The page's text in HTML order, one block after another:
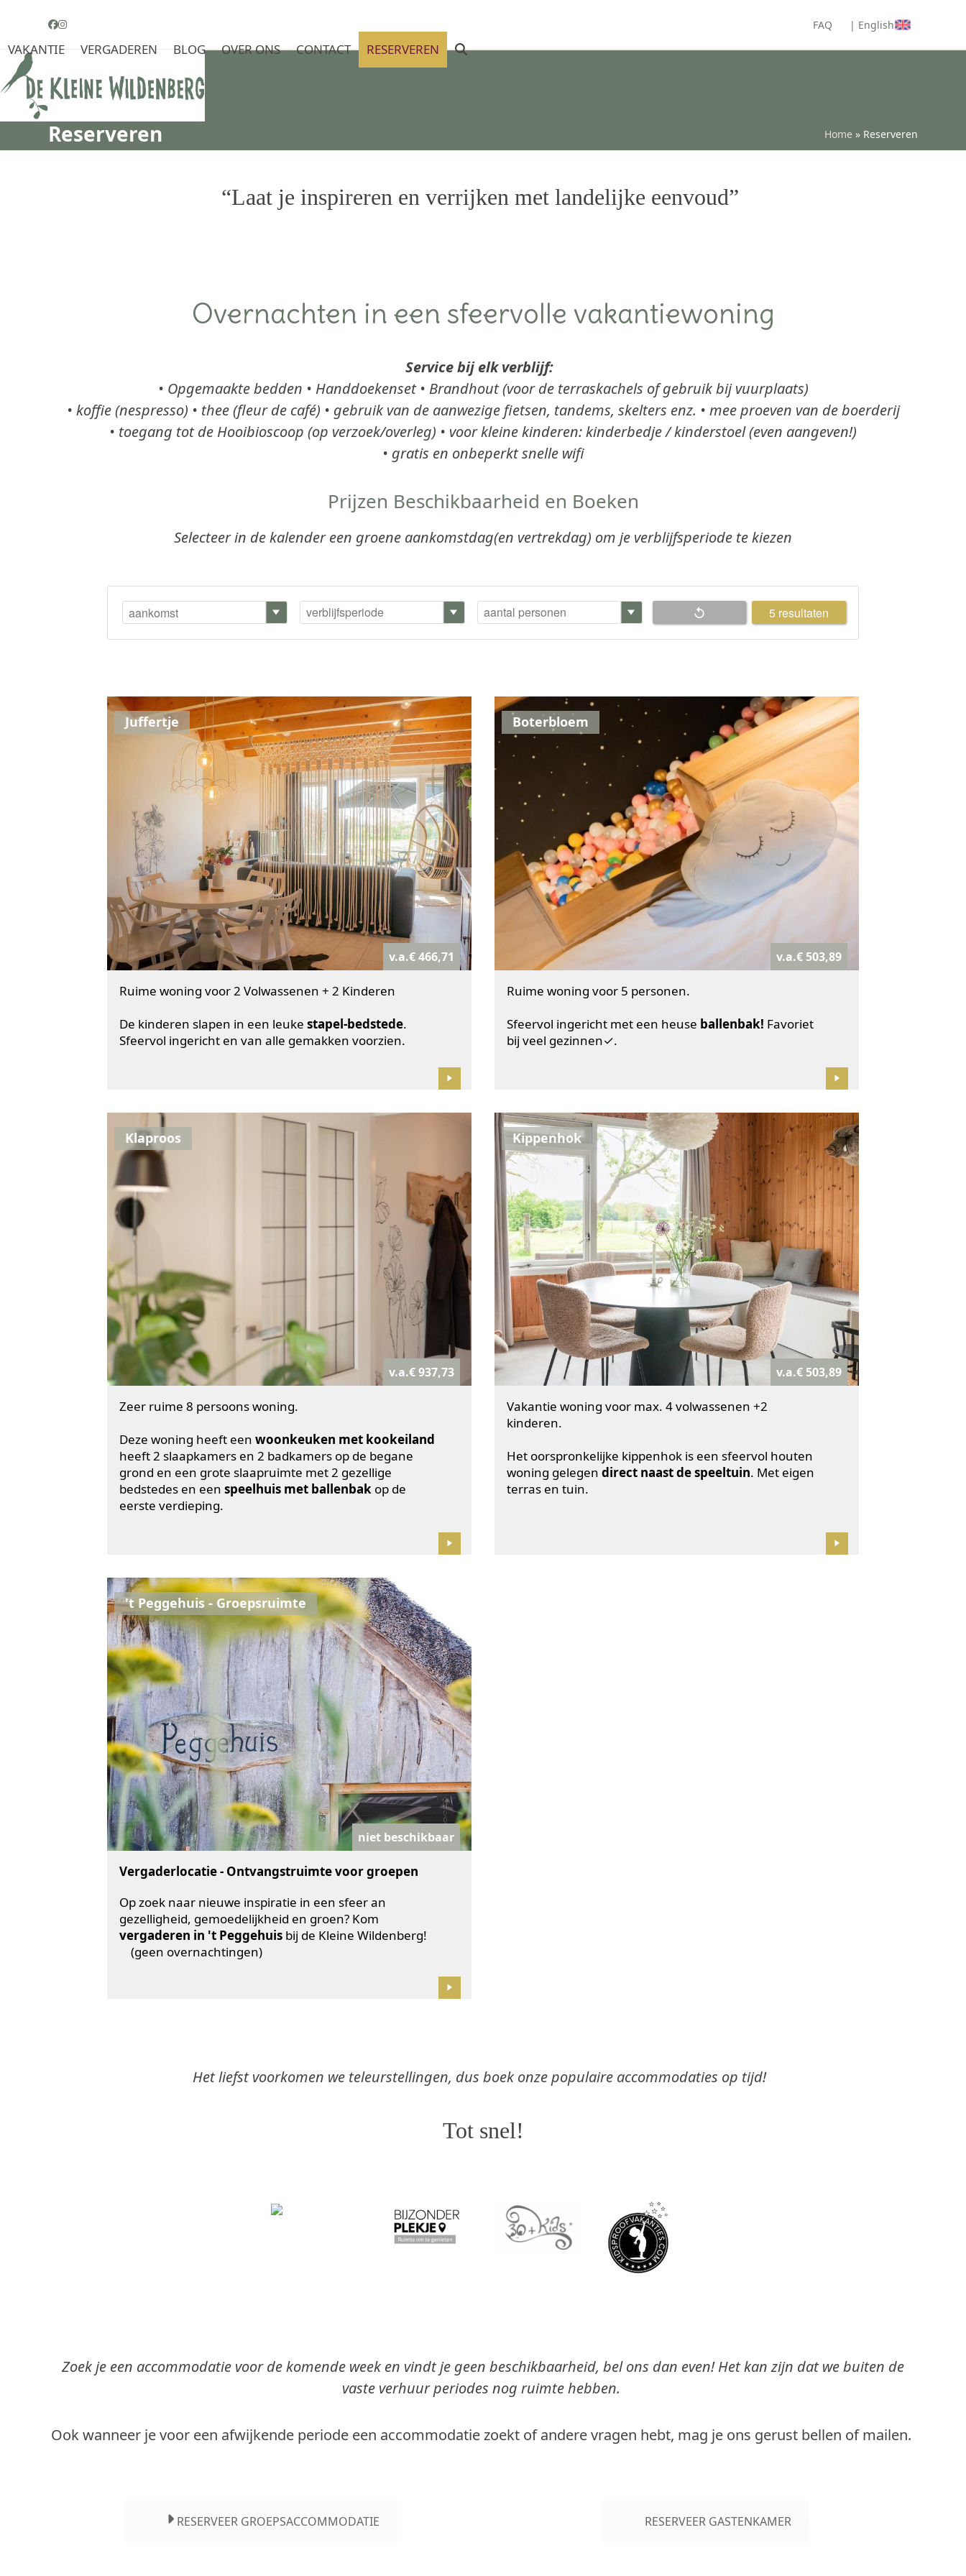
content
Facebook
Instagram FAQ | English
VAKANTIE VERGADEREN BLOG OVER ONS CONTACT RESERVEREN
Reserveren Home » Reserveren
“Laat je inspireren en verrijken met landelijke eenvoud”
Overnachten in een sfeervolle vakantiewoning
Service bij elk verblijf:
• Opgemaakte bedden • Handdoekenset • Brandhout (voor de terraskachels of gebruik bij vuurplaats)
• koffie (nespresso) • thee (fleur de café) • gebruik van de aanwezige fietsen, tandems, skelters enz. • mee proeven van de boerderij
• toegang tot de Hooibioscoop (op verzoek/overleg) • voor kleine kinderen: kinderbedje / kinderstoel (even aangeven!)
• gratis en onbeperkt snelle wifi
Prijzen Beschikbaarheid en Boeken
Selecteer in de kalender een groene aankomstdag(en vertrekdag) om je verblijfsperiode te kiezen
resultaten
Juffertje
v.a.€ 466,71
Ruime woning voor 2 Volwassenen + 2 Kinderen
De kinderen slapen in een leuke stapel-bedstede.
Sfeervol ingericht en van alle gemakken voorzien.
Boterbloem
v.a.€ 503,89
Ruime woning voor 5 personen.
Sfeervol ingericht met een heuse ballenbak! Favoriet
bij veel gezinnen✓.
Klaproos
v.a.€ 937,73
Zeer ruime 8 persoons woning.
Deze woning heeft een woonkeuken met kookeiland
heeft 2 slaapkamers en 2 badkamers op de begane
grond en een grote slaapruimte met 2 gezellige
bedstedes en een speelhuis met ballenbak op de
eerste verdieping.
Kippenhok
v.a.€ 503,89
Vakantie woning voor max. 4 volwassenen +2
kinderen.
Het oorspronkelijke kippenhok is een sfeervol houten
woning gelegen direct naast de speeltuin. Met eigen
terras en tuin.
't Peggehuis - Groepsruimte
niet beschikbaar
Vergaderlocatie - Ontvangstruimte voor groepen
Op zoek naar nieuwe inspiratie in een sfeer an
gezelligheid, gemoedelijkheid en groen? Kom
vergaderen in 't Peggehuis bij de Kleine Wildenberg!
(geen overnachtingen)
Het liefst voorkomen we teleurstellingen, dus boek onze populaire accommodaties op tijd!
Tot snel!
Zoek je een accommodatie voor de komende week en vindt je geen beschikbaarheid, bel ons dan even! Het kan zijn dat we buiten de
vaste verhuur periodes nog ruimte hebben.
Ook wanneer je voor een afwijkende periode een accommodatie zoekt of andere vragen hebt, mag je ons gerust bellen of mailen.
RESERVEER GROEPSACCOMMODATIE RESERVEER GASTENKAMER